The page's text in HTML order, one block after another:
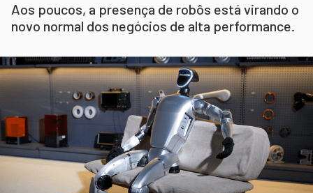
Aos poucos, a presença de robôs está virando o
novo normal dos negócios de alta performance.